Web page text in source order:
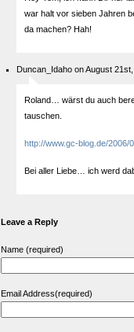
war halt vor sieben Jahren
da machen? Hah!
Duncan_Idaho on August
Roland… wärst du auch
tauschen.
http://www.gc-blog.de/2006/
Bei aller Liebe… ich werd
Leave a Reply
Name (required)
Email Address(required)